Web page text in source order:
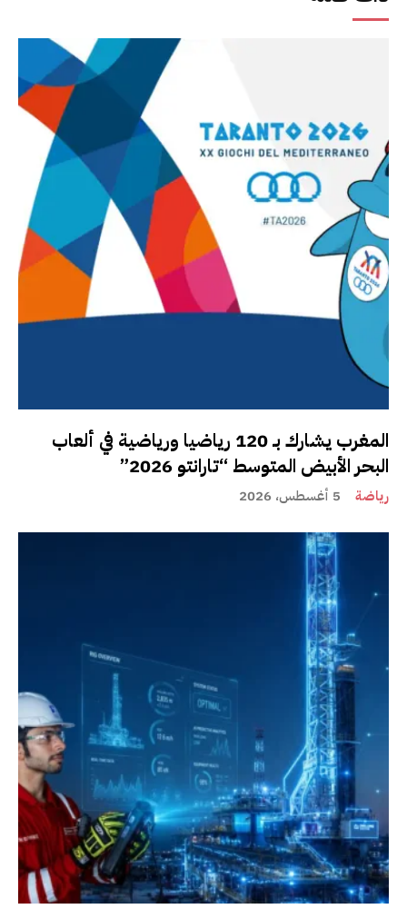
المغرب يشارك بـ 120 رياضيا ورياضية في ألعاب
البحر الأبيض المتوسط “تارانتو 2026”
رياضة 5 أغسطس، 2026